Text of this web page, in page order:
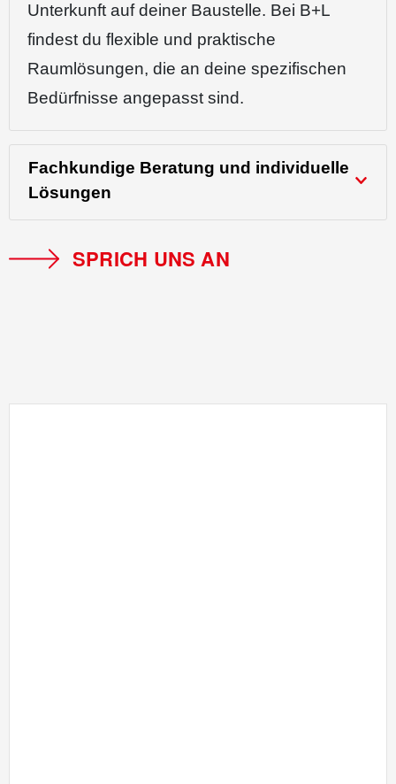
Unterkunft auf deiner Baustelle. Bei B+L
findest du flexible und praktische
Raumlösungen, die an deine spezifischen
Bedürfnisse angepasst sind.
Fachkundige Beratung und individuelle
Lösungen
SPRICH UNS AN